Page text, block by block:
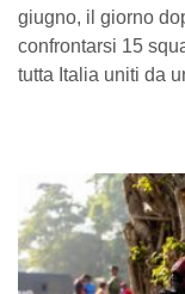
giugno, il giorno
confrontarsi 15
tutta Italia uniti da